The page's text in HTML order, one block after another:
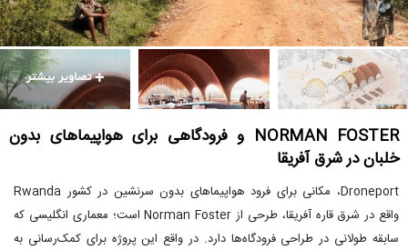
NORMAN FOSTER و فرودگاهی برای هواپیماهای بدون
خلبان در شرق آفریقا
Droneport، مکانی برای فرود هواپیماهای بدون سرنشین در کشور Rwanda
واقع در شرق قاره آفریقا، طرحی از Norman Foster است؛ معماری انگلیسی که
سابقه طولانی در طراحی فرودگاه‌ها دارد. در واقع این پروژه برای کمک‌رسانی به